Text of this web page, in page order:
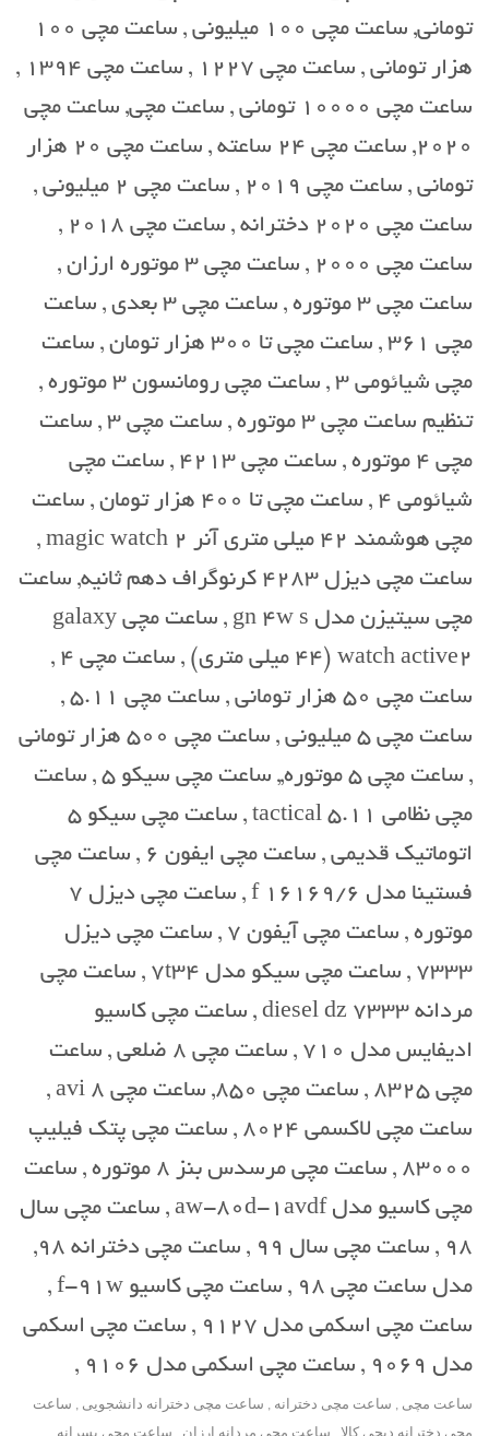
تومانی, ساعت مچی 100 میلیونی , ساعت مچی 100
هزار تومانی , ساعت مچی 1227 , ساعت مچی 1394 ,
ساعت مچی 10000 تومانی , ساعت مچی, ساعت مچی
2020, ساعت مچی 24 ساعته , ساعت مچی 20 هزار
تومانی , ساعت مچی 2019 , ساعت مچی 2 میلیونی ,
ساعت مچی 2020 دخترانه , ساعت مچی 2018 ,
ساعت مچی 2000 , ساعت مچی 3 موتوره ارزان ,
ساعت مچی 3 موتوره , ساعت مچی 3 بعدی , ساعت
مچی 361 , ساعت مچی تا 300 هزار تومان , ساعت
مچی شیائومی 3 , ساعت مچی رومانسون 3 موتوره ,
تنظیم ساعت مچی 3 موتوره , ساعت مچی 3 , ساعت
مچی 4 موتوره , ساعت مچی 4213 , ساعت مچی
شیائومی 4 , ساعت مچی تا 400 هزار تومان , ساعت
مچی هوشمند 42 میلی متری آنر magic watch 2 ,
ساعت مچی دیزل 4283 کرنوگراف دهم ثانیه, ساعت
مچی سیتیزن مدل gn 4w s , ساعت مچی galaxy
watch active2‏ (44 میلی متری) , ساعت مچی 4 ,
ساعت مچی 50 هزار تومانی , ساعت مچی 5.11 ,
ساعت مچی 5 میلیونی , ساعت مچی 500 هزار تومانی
, ساعت مچی 5 موتوره,, ساعت مچی سیکو 5 , ساعت
مچی نظامی 5.11 tactical , ساعت مچی سیکو 5
اتوماتیک قدیمی , ساعت مچی ایفون 6 , ساعت مچی
فستینا مدل f 16169/6 , ساعت مچی دیزل 7
موتوره , ساعت مچی آیفون 7 , ساعت مچی دیزل
7333 , ساعت مچی سیکو مدل 7t34 , ساعت مچی
مردانه diesel dz 7333 , ساعت مچی کاسیو
ادیفایس مدل 710 , ساعت مچی 8 ضلعی , ساعت
مچی 8325 , ساعت مچی 850, ساعت مچی avi 8 ,
ساعت مچی لاکسمی 8024 , ساعت مچی پتک فیلیپ
83000 , ساعت مچی مرسدس بنز 8 موتوره , ساعت
مچی کاسیو مدل aw-80d-1avdf , ساعت مچی سال
98 , ساعت مچی سال 99 , ساعت مچی دخترانه 98,
مدل ساعت مچی 98 , ساعت مچی کاسیو f-91w ,
ساعت مچی اسکمی مدل 9127 , ساعت مچی اسکمی
مدل 9069 , ساعت مچی اسکمی مدل 9106 ,
ساعت مچی , ساعت مچی دخترانه , ساعت مچی دخترانه دانشجویی , ساعت
مچی دخترانه دیجی کالا , ساعت مچی مردانه ارزان , ساعت مچی پسرانه ,